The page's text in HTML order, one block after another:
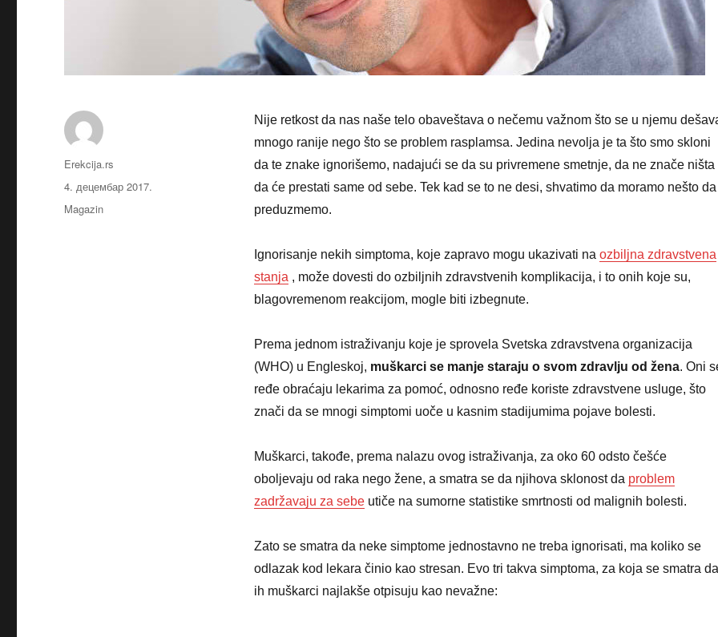
Nije retkost da nas naše telo obaveštava o nečemu važnom što se u njemu
mnogo ranije nego što se problem rasplamsa. Jedina nevolja je ta što smo skloni
da te znake ignorišemo, nadajući se da su privremene smetnje, da ne znače ništa
da će prestati same od sebe. Tek kad se to ne desi, shvatimo da moramo nešto da
preduzmemo.
Ignorisanje nekih simptoma, koje zapravo mogu ukazivati na ozbiljna zdravstvena
stanja , može dovesti do ozbiljnih zdravstvenih komplikacija, i to onih koje su,
blagovremenom reakcijom, mogle biti izbegnute.
Prema jednom istraživanju koje je sprovela Svetska zdravstvena organizacija
(WHO) u Engleskoj, muškarci se manje staraju o svom zdravlju od žena. Oni
ređe obraćaju lekarima za pomoć, odnosno ređe koriste zdravstvene usluge, što
znači da se mnogi simptomi uoče u kasnim stadijumima pojave bolesti.
Muškarci, takođe, prema nalazu ovog istraživanja, za oko 60 odsto češće
oboljevaju od raka nego žene, a smatra se da njihova sklonost da problem
zadržavaju za sebeutiče na sumorne statistike smrtnosti od malignih bolesti.
Zato se smatra da neke simptome jednostavno ne treba ignorisati, ma koliko se
odlazak kod lekara činio kao stresan. Evo tri takva simptoma, za koja se smatra da
ih muškarci najlakše otpisuju kao nevažne:
Аутор
Erekcija.rs
Објављено
4. децембар 2017.
Категорије
Magazin